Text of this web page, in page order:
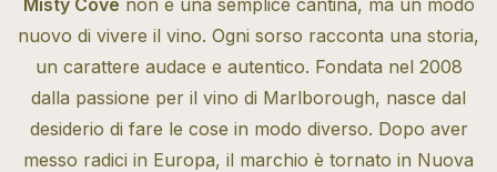
Misty Cove non è una semplice cantina, ma un modo
nuovo di vivere il vino. Ogni sorso racconta una storia,
un carattere audace e autentico. Fondata nel 2008
dalla passione per il vino di Marlborough, nasce dal
desiderio di fare le cose in modo diverso. Dopo aver
messo radici in Europa, il marchio è tornato in Nuova